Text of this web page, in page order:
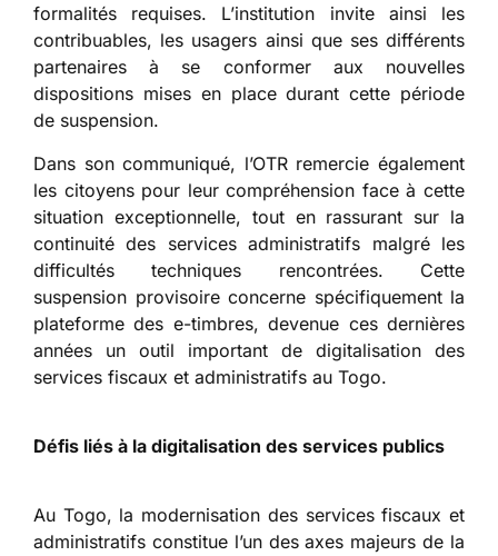
formalités requises. L’institution invite ainsi les
contribuables, les usagers ainsi que ses différents
partenaires à se conformer aux nouvelles
dispositions mises en place durant cette période
de suspension.
Dans son communiqué, l’OTR remercie également
les citoyens pour leur compréhension face à cette
situation exceptionnelle, tout en rassurant sur la
continuité des services administratifs malgré les
difficultés techniques rencontrées. Cette
suspension provisoire concerne spécifiquement la
plateforme des e-timbres, devenue ces dernières
années un outil important de digitalisation des
services fiscaux et administratifs au Togo.
Défis liés à la digitalisation des services publics
Au Togo, la modernisation des services fiscaux et
administratifs constitue l’un des axes majeurs de la